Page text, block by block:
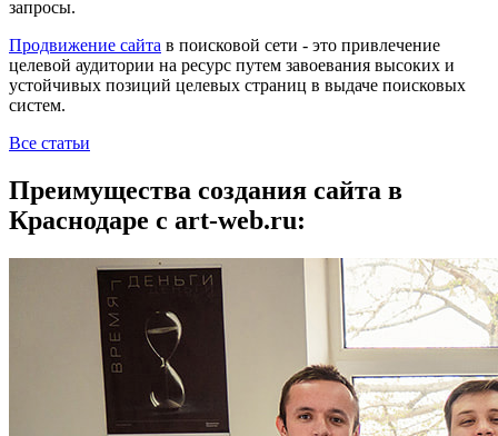
запросы.
Продвижение сайта в поисковой сети - это привлечение
целевой аудитории на ресурс путем завоевания высоких и
устойчивых позиций целевых страниц в выдаче поисковых
систем.
Все статьи
Преимущества создания сайта в
Краснодаре с art-web.ru: